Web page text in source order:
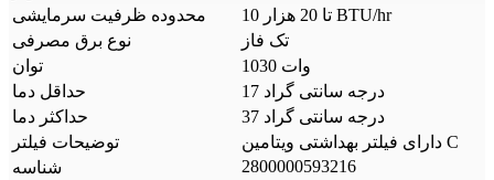
محدوده ظرفیت سرمایشی
10 تا 20 هزار BTU/hr
نوع برق مصرفی
تک فاز
توان
1030 وات
حداقل دما
17 درجه سانتی گراد
حداکثر دما
37 درجه سانتی گراد
توضیحات فیلتر
دارای فیلتر بهداشتی ویتامین C
شناسه
2800000593216